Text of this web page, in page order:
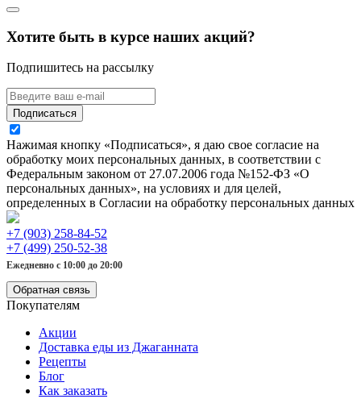
Хотите быть в курсе наших акций?
Подпишитесь на рассылку
Подписаться
Нажимая кнопку «Подписаться», я даю свое согласие на
обработку моих персональных данных, в соответствии с
Федеральным законом от 27.07.2006 года №152-ФЗ «О
персональных данных», на условиях и для целей,
определенных в Согласии на обработку персональных данных
+7 (903) 258-84-52
+7 (499) 250-52-38
Ежедневно с 10:00 до 20:00
Обратная связь
Покупателям
Акции
Доставка еды из Джаганната
Рецепты
Блог
Как заказать